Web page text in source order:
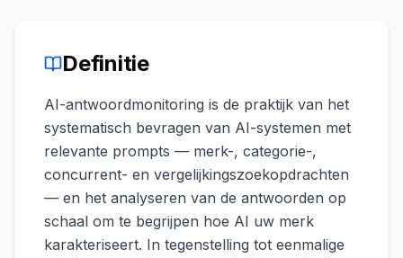
Definitie
AI-antwoordmonitoring is de praktijk van het
systematisch bevragen van AI-systemen met
relevante prompts — merk-, categorie-,
concurrent- en vergelijkingszoekopdrachten
— en het analyseren van de antwoorden op
schaal om te begrijpen hoe AI uw merk
karakteriseert. In tegenstelling tot eenmalige